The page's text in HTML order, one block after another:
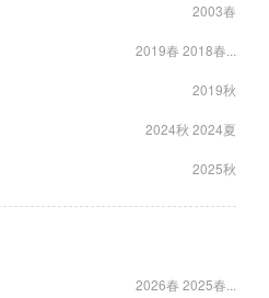
2003春
2019春 2018春...
2019秋
2024秋 2024夏
2025秋
2026春 2025春...